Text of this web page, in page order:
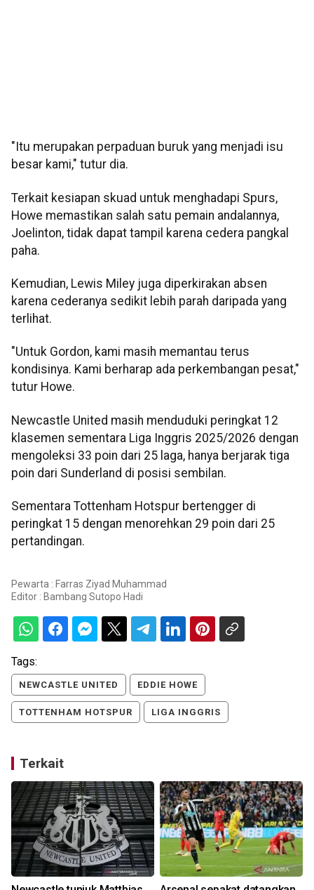
"Itu merupakan perpaduan buruk yang menjadi isu
besar kami," tutur dia.
Terkait kesiapan skuad untuk menghadapi Spurs,
Howe memastikan salah satu pemain andalannya,
Joelinton, tidak dapat tampil karena cedera pangkal
paha.
Kemudian, Lewis Miley juga diperkirakan absen
karena cederanya sedikit lebih parah daripada yang
terlihat.
"Untuk Gordon, kami masih memantau terus
kondisinya. Kami berharap ada perkembangan pesat,"
tutur Howe.
Newcastle United masih menduduki peringkat 12
klasemen sementara Liga Inggris 2025/2026 dengan
mengoleksi 33 poin dari 25 laga, hanya berjarak tiga
poin dari Sunderland di posisi sembilan.
Sementara Tottenham Hotspur bertengger di
peringkat 15 dengan menorehkan 29 poin dari 25
pertandingan.
Pewarta : Farras Ziyad Muhammad
Editor : Bambang Sutopo Hadi
Tags:
NEWCASTLE UNITED EDDIE HOWE
TOTTENHAM HOTSPUR LIGA INGGRIS
Terkait